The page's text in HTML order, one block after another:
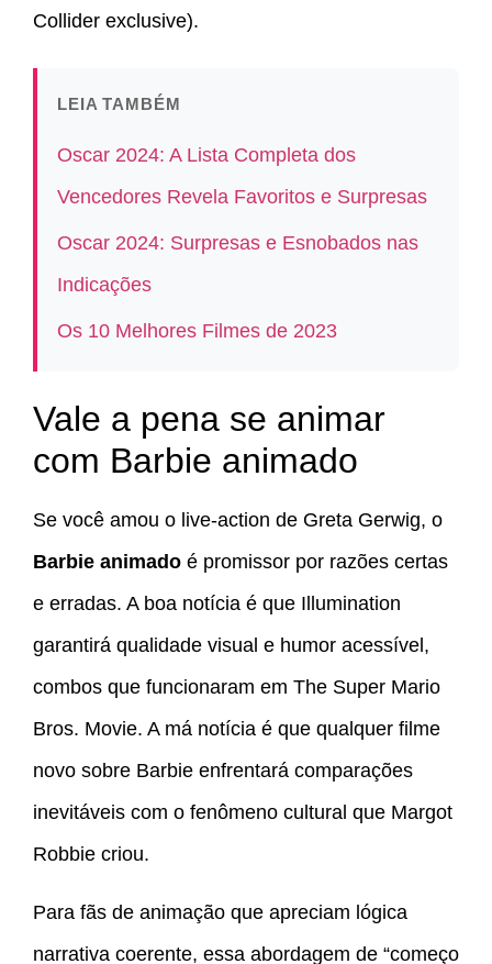
Collider exclusive).
LEIA TAMBÉM
Oscar 2024: A Lista Completa dos
Vencedores Revela Favoritos e Surpresas
Oscar 2024: Surpresas e Esnobados nas
Indicações
Os 10 Melhores Filmes de 2023
Vale a pena se animar
com Barbie animado
Se você amou o live-action de Greta Gerwig, o
Barbie animado é promissor por razões certas
e erradas. A boa notícia é que Illumination
garantirá qualidade visual e humor acessível,
combos que funcionaram em The Super Mario
Bros. Movie. A má notícia é que qualquer filme
novo sobre Barbie enfrentará comparações
inevitáveis com o fenômeno cultural que Margot
Robbie criou.
Para fãs de animação que apreciam lógica
narrativa coerente, essa abordagem de “começo